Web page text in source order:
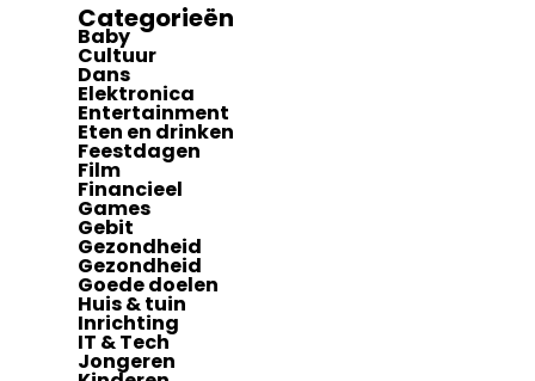
Categorieën
Baby
Cultuur
Dans
Elektronica
Entertainment
Eten en drinken
Feestdagen
Film
Financieel
Games
Gebit
Gezondheid
Gezondheid
Goede doelen
Huis & tuin
Inrichting
IT & Tech
Jongeren